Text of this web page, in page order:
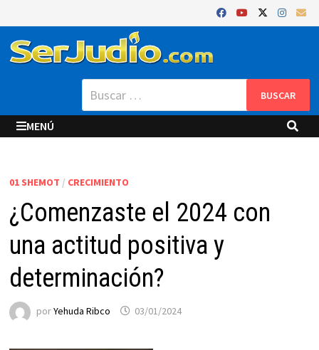
al
contenido
Buscar:
MENÚ
01 SHEMOT / CRECIMIENTO
¿Comenzaste el 2024 con
una actitud positiva y
determinación?
porYehuda Ribco 03/01/2024